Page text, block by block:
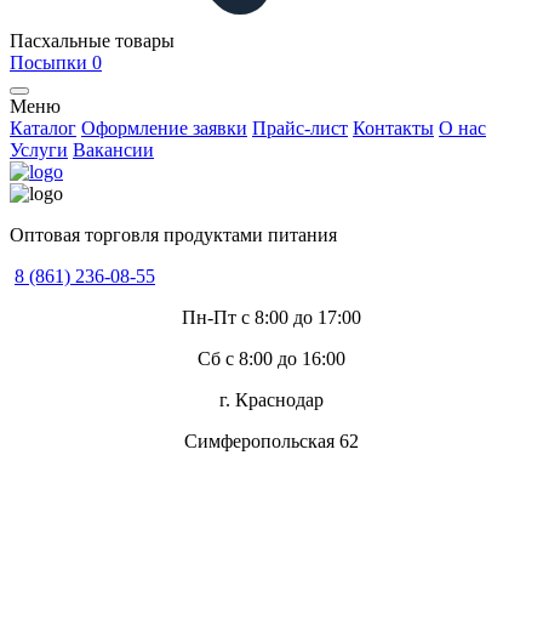
Пасхальные товары
Посыпки 0
Меню
Каталог Оформление заявки Прайс-лист Контакты О нас
Услуги Вакансии
Оптовая торговля продуктами питания
8 (861) 236-08-55
Пн-Пт с 8:00 до 17:00
Сб с 8:00 до 16:00
г. Краснодар
Симферопольская 62